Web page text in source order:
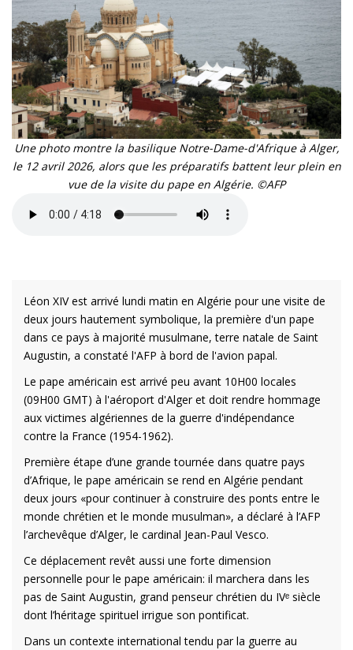
Une photo montre la basilique Notre-Dame-d'Afrique à Alger,
le 12 avril 2026, alors que les préparatifs battent leur plein en
vue de la visite du pape en Algérie. ©AFP
Léon XIV est arrivé lundi matin en Algérie pour une visite de
deux jours hautement symbolique, la première d'un pape
dans ce pays à majorité musulmane, terre natale de Saint
Augustin, a constaté l'AFP à bord de l'avion papal.
Le pape américain est arrivé peu avant 10H00 locales
(09H00 GMT) à l'aéroport d'Alger et doit rendre hommage
aux victimes algériennes de la guerre d'indépendance
contre la France (1954-1962).
Première étape d’une grande tournée dans quatre pays
d’Afrique, le pape américain se rend en Algérie pendant
deux jours «pour continuer à construire des ponts entre le
monde chrétien et le monde musulman», a déclaré à l’AFP
l’archevêque d’Alger, le cardinal Jean-Paul Vesco.
Ce déplacement revêt aussi une forte dimension
personnelle pour le pape américain: il marchera dans les
pas de Saint Augustin, grand penseur chrétien du IVᵉ siècle
dont l’héritage spirituel irrigue son pontificat.
Dans un contexte international tendu par la guerre au